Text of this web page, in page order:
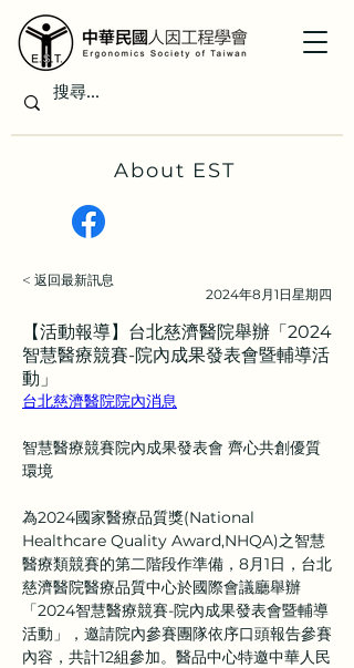
About EST
< 返回最新訊息
2024年8月1日星期四
【活動報導】台北慈濟醫院舉辦「2024
智慧醫療競賽-院內成果發表會暨輔導活
動」
台北慈濟醫院院內消息
智慧醫療競賽院內成果發表會 齊心共創優質
環境
為2024國家醫療品質獎(National
Healthcare Quality Award,NHQA)之智慧
醫療類競賽的第二階段作準備，8月1日，台北
慈濟醫院醫療品質中心於國際會議廳舉辦
「2024智慧醫療競賽-院內成果發表會暨輔導
活動」，邀請院內參賽團隊依序口頭報告參賽
內容，共計12組參加。醫品中心特邀中華人民